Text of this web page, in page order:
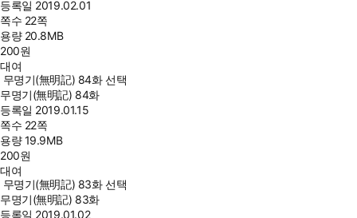
등록일 2019.02.01
쪽수 22쪽
용량 20.8MB
200원
대여
무명기(無明記) 84화 선택
무명기(無明記) 84화
등록일 2019.01.15
쪽수 22쪽
용량19.9MB
200원
대여
무명기(無明記) 83화 선택
무명기(無明記) 83화
등록일 2019.01.02